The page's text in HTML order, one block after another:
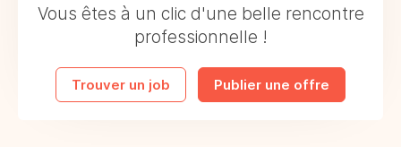
Vous êtes à un clic d'une belle rencontre
professionnelle !
Trouver un job Publier une offre